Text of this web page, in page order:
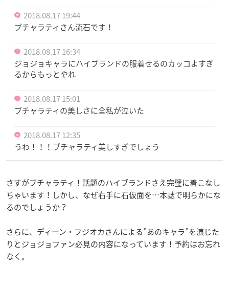
2018.08.17 19:44
ブチャラティさん流石です！
2018.08.17 16:34
ジョジョキャラにハイブランドの服着せるのカッコよすぎ
るからもっとやれ
2018.08.17 15:01
ブチャラティの美しさに全私が泣いた
2018.08.17 12:35
うわ！！！ブチャラティ美しすぎでしょう
さすがブチャラティ！話題のハイブランドさえ完璧に着こなし
ちゃいます！しかし、なぜ右手に石仮面を…本誌で明らかにな
るのでしょうか？
さらに、ディーン・フジオカさんによる”あのキャラ”を演じた
りとジョジョファン必見の内容になっています！予約はお忘れ
なく。